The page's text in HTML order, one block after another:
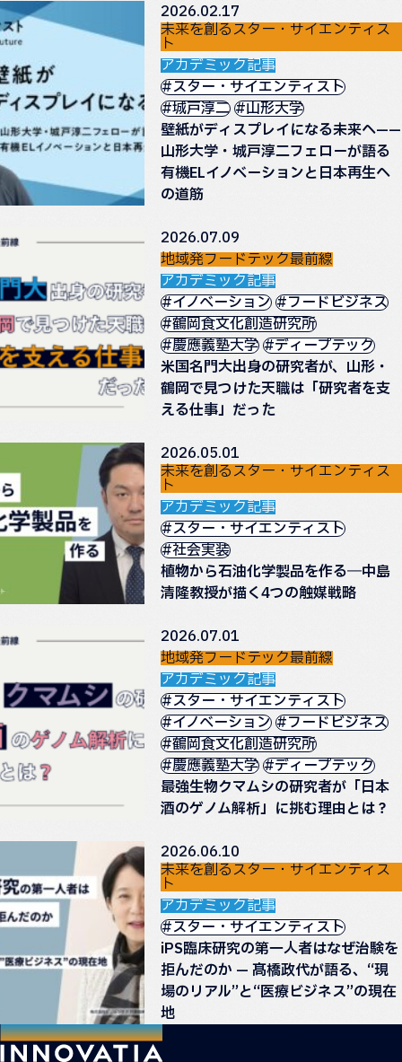
2026.02.17
未来を創るスター・サイエンティス
ト
アカデミック記事
#スター・サイエンティスト
#城戸淳二 #山形大学
壁紙がディスプレイになる未来へ——
山形大学・城戸淳二フェローが語る
有機ELイノベーションと日本再生へ
の道筋
2026.07.09
地域発フードテック最前線
アカデミック記事
#イノベーション #フードビジネス
#鶴岡食文化創造研究所
#慶應義塾大学 #ディープテック
米国名門大出身の研究者が、山形・
鶴岡で見つけた天職は「研究者を支
える仕事」だった
2026.05.01
未来を創るスター・サイエンティス
ト
アカデミック記事
#スター・サイエンティスト
#社会実装
植物から石油化学製品を作る―中島
清隆教授が描く4つの触媒戦略
2026.07.01
地域発フードテック最前線
アカデミック記事
#スター・サイエンティスト
#イノベーション #フードビジネス
#鶴岡食文化創造研究所
#慶應義塾大学 #ディープテック
最強生物クマムシの研究者が「日本
酒のゲノム解析」に挑む理由とは？
2026.06.10
未来を創るスター・サイエンティス
ト
アカデミック記事
#スター・サイエンティスト
iPS臨床研究の第一人者はなぜ治験を
拒んだのか — 髙橋政代が語る、“現
場のリアル”と“医療ビジネス”の現在
地